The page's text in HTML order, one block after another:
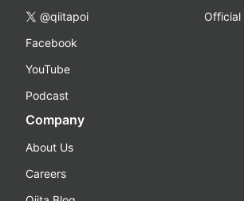
@qiitapoi
Facebook
YouTube
Podcast
Official
Company
About Us
Careers